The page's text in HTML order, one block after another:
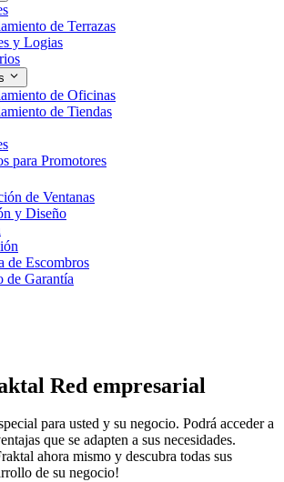
de Terrazas
y Logias
de Oficinas
de Tiendas
para Promotores
de Ventanas
y Diseño
de Escombros
de Garantía
Red empresarial
para usted y su negocio. Podrá acceder a
que se adapten a sus necesidades.
ahora mismo y descubra todas sus
de su negocio!